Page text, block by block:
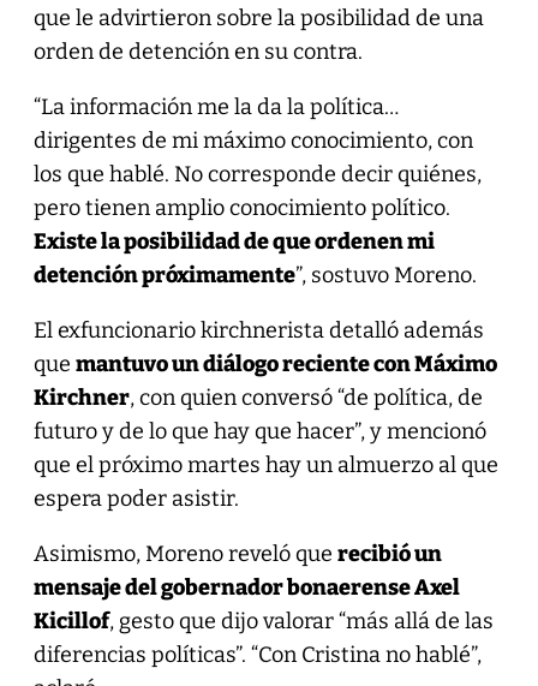
que le advirtieron sobre la posibilidad de una
orden de detención en su contra.
“La información me la da la política…
dirigentes de mi máximo conocimiento, con
los que hablé. No corresponde decir quiénes,
pero tienen amplio conocimiento político.
Existe la posibilidad de que ordenen mi
detención próximamente”, sostuvo Moreno.
El exfuncionario kirchnerista detalló además
que mantuvo un diálogo reciente con Máximo
Kirchner, con quien conversó “de política, de
futuro y de lo que hay que hacer”, y mencionó
que el próximo martes hay un almuerzo al que
espera poder asistir.
Asimismo, Moreno reveló que recibió un
mensaje del gobernador bonaerense Axel
Kicillof, gesto que dijo valorar “más allá de las
diferencias políticas”. “Con Cristina no hablé”,